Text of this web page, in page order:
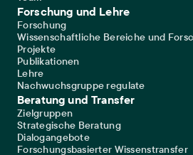
Forschung und Lehre
Forschung
Wissenschaftliche Bereiche und
Projekte
Publikationen
Lehre
Nachwuchsgruppe regulate
Beratung und Transfer
Zielgruppen
Strategische Beratung
Dialogangebote
Forschungsbasierter Wissenstransfer